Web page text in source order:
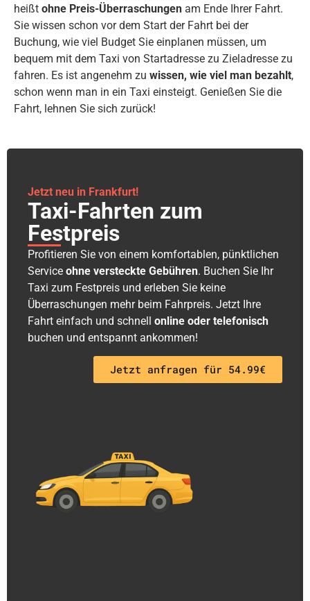
heißt ohne Preis-Überraschungen am Ende Ihrer Fahrt.
Sie wissen schon vor dem Start der Fahrt bei der
Buchung, wie viel Budget Sie einplanen müssen, um
bequem mit dem Taxi von Startadresse zu Zieladresse zu
fahren. Es ist angenehm zu wissen, wie viel man bezahlt,
schon wenn man in ein Taxi einsteigt. Genießen Sie die
Fahrt, lehnen Sie sich zurück!
Jetzt neu in Frankfurt!
Taxi-Fahrten zum
Festpreis
Profitieren Sie von einem komfortablen, pünktlichen
Service ohne versteckte Gebühren. Buchen Sie Ihr
Taxi zum Festpreis und erleben Sie keine
Überraschungen mehr beim Fahrpreis. Jetzt Ihre
Fahrt einfach und schnell online oder telefonisch
buchen und entspannt ankommen!
Jetzt anfragen für 54.99€